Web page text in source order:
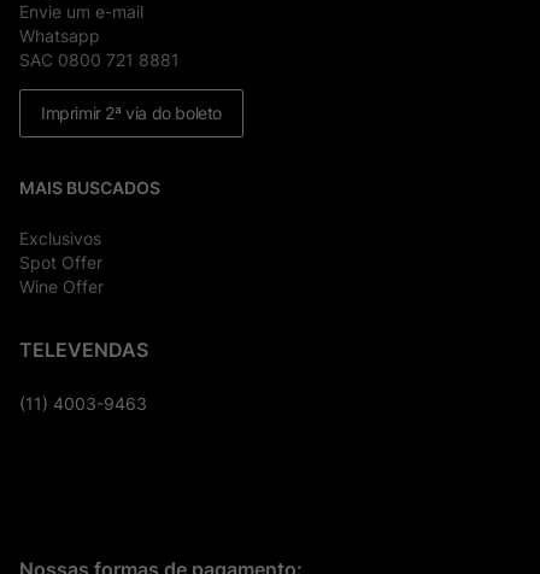
Envie um e-mail
Whatsapp
SAC 0800 721 8881
Imprimir 2ª via do boleto
MAIS BUSCADOS
Exclusivos
Spot Offer
Wine Offer
TELEVENDAS
(11) 4003-9463
Nossas formas de pagamento: